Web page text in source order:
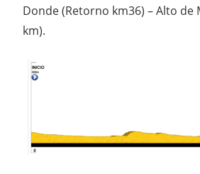
Donde (Retorno km36) – Alto de
km).